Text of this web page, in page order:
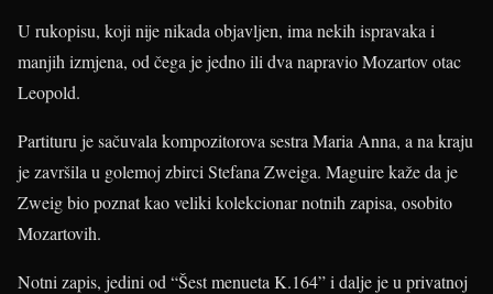
U rukopisu, koji nije nikada objavljen, ima nekih ispravaka i
manjih izmjena, od čega je jedno ili dva napravio Mozartov otac
Leopold.
Partituru je sačuvala kompozitorova sestra Maria Anna, a na kraju
je završila u golemoj zbirci Stefana Zweiga. Maguire kaže da je
Zweig bio poznat kao veliki kolekcionar notnih zapisa, osobito
Mozartovih.
Notni zapis, jedini od “Šest menueta K.164” i dalje je u privatnoj